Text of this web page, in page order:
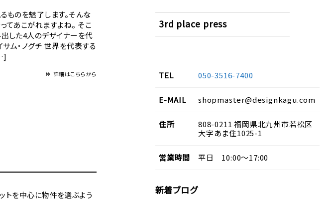
ものを魅了します。そんな
てあこがれますよね。 そこ
した4人のデザイナーを代
ム・ノグチ 世界を代表する
詳細はこちらから
トを中心に物件を選ぶよう
3rd place press
TEL 050-3516-7400
E-MAIL shopmaster@designkagu.com
住所 808-0211 福岡県北九州市若松区
大字あま住1025-1
営業時間 平日 10:00～17:00
新着ブログ